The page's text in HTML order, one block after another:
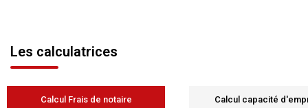
Les calculatrices
Calcul Frais de notaire Calcul capacité